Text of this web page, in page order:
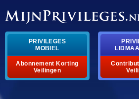
PRIVILEGES
MOBIEL
Abonnement Korting
Veilingen